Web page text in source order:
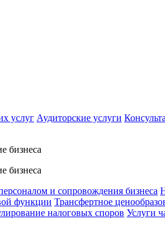
услуг Аудиторские услуги
бизнеса
бизнеса
и сопровождения бизнеса
функции Трансфертное
налоговых споров Услуги